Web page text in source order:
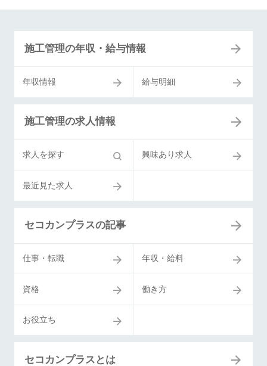
施工管理の年収・給与情報
年収情報 給与明細
施工管理の求人情報
求人を探す 興味あり求人
最近見た求人
セコカンプラスの記事
仕事・転職 年収・給料
資格 働き方
お役立ち
セコカンプラスとは